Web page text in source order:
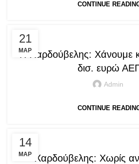
CONTINUE
21
ΜΑΡ
Γ. Χαρδούβελης: Χάνουμε
δισ. ευρώ
Admin
CONTINUE
14
ΜΑΡ
Χαρδούβελης: Χωρίς